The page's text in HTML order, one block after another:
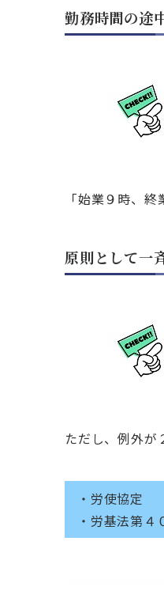
勤務時間の途
「始業９時、
原則として一
ただし、例外が
・労使協定
・労基法第４